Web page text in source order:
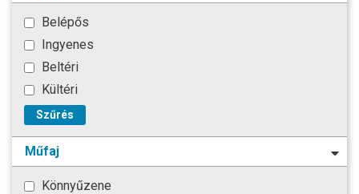
Belépős
Ingyenes
Beltéri
Kültéri
Szűrés
Műfaj
Könnyűzene